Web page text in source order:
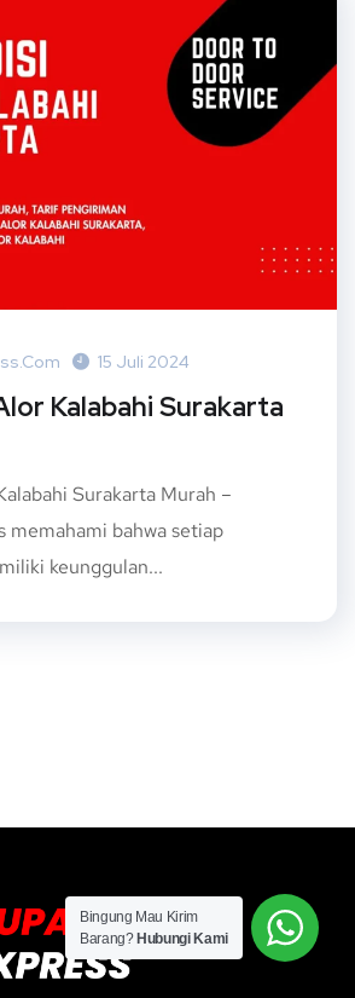
15 Juli 2024
Kalabahi Surakarta
Surakarta Murah –
memahami bahwa setiap
keunggulan...
Bingung Mau Kirim
Barang? Hubungi Kami